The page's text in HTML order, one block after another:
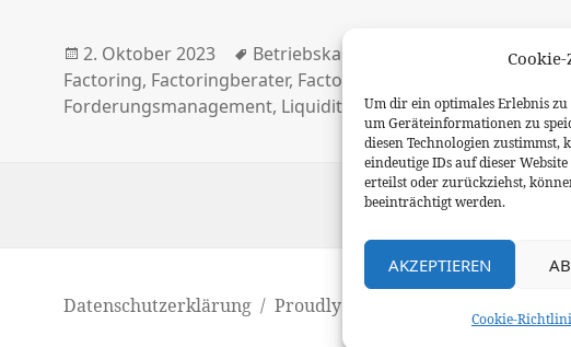
Um dir ein optimales Erlebnis
um Geräteinformationen zu
diesen Technologien
eindeutige IDs auf dieser
erteilst oder zurückziehst,
beeinträchtigt werden.
AKZEPTIEREN
Cookie-
Posted
on
2. Oktober 2023 Tags
Betriebskapital Eigenkapitalquote,
Factoring, Factoringberater, Factoringinstitut
Forderungsmanagement, Liquidität ,Mittelstand,Working
Datenschutzerklärung Proudly powered by WordPress